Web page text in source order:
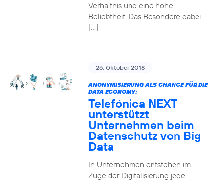
Verhältnis und eine hohe
Beliebtheit. Das Besondere dabei
[…]
26. Oktober 2018
ANONYMISIERUNG ALS CHANCE FÜR DIE
DATA ECONOMY:
Telefónica NEXT
unterstützt
Unternehmen beim
Datenschutz von Big
Data
In Unternehmen entstehen im
Zuge der Digitalisierung jede